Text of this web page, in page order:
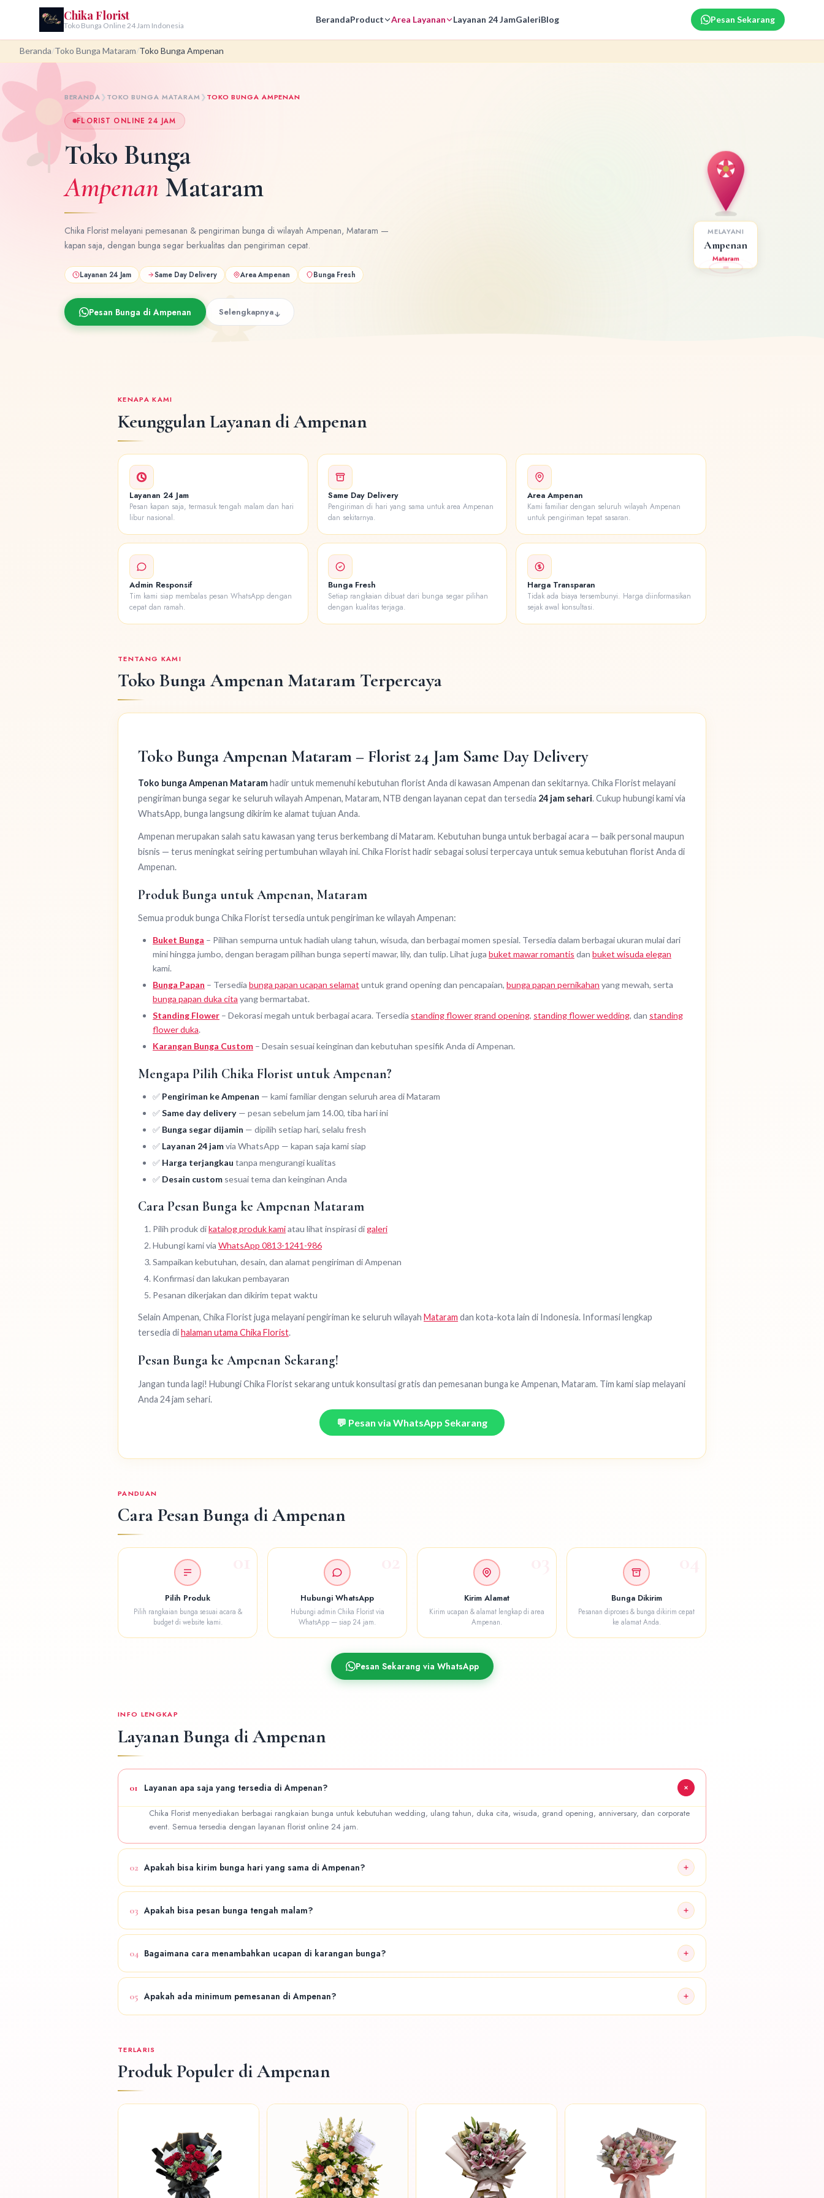
Chika Florist
Toko Bunga Online 24 Jam Indonesia
BerandaProduct Area Layanan Layanan 24 JamGaleriBlog Pesan Sekarang
Beranda/Toko Bunga Mataram/Toko Bunga Ampenan
MELAYANI
Ampenan
Mataram
BERANDA❯TOKO BUNGA MATARAM ❯TOKO BUNGA AMPENAN
FLORIST ONLINE 24 JAM
Toko Bunga
AmpenanMataram
Chika Florist melayani pemesanan & pengiriman bunga di wilayah Ampenan, Mataram —
kapan saja, dengan bunga segar berkualitas dan pengiriman cepat.
Layanan 24 Jam Same Day Delivery Area Ampenan Bunga Fresh
Pesan Bunga di Ampenan Selengkapnya
KENAPA KAMI
Keunggulan Layanan di Ampenan
Layanan 24 Jam
Pesan kapan saja, termasuk tengah malam dan hari
libur nasional.
Same Day Delivery
Pengiriman di hari yang sama untuk area Ampenan
dan sekitarnya.
Area Ampenan
Kami familiar dengan seluruh wilayah Ampenan
untuk pengiriman tepat sasaran.
Admin Responsif
Tim kami siap membalas pesan WhatsApp dengan
cepat dan ramah.
Bunga Fresh
Setiap rangkaian dibuat dari bunga segar pilihan
dengan kualitas terjaga.
Harga Transparan
Tidak ada biaya tersembunyi. Harga diinformasikan
sejak awal konsultasi.
TENTANG KAMI
Toko Bunga Ampenan Mataram Terpercaya
Toko Bunga Ampenan Mataram – Florist 24 Jam Same Day Delivery
Toko bunga Ampenan Mataramhadir untuk memenuhi kebutuhan florist Anda di kawasan Ampenan dan sekitarnya. Chika Florist melayani
pengiriman bunga segar ke seluruh wilayah Ampenan, Mataram, NTB dengan layanan cepat dan tersedia 24 jam sehari. Cukup hubungi kami via
WhatsApp, bunga langsung dikirim ke alamat tujuan Anda.
Ampenan merupakan salah satu kawasan yang terus berkembang di Mataram. Kebutuhan bunga untuk berbagai acara — baik personal maupun
bisnis — terus meningkat seiring pertumbuhan wilayah ini. Chika Florist hadir sebagai solusi terpercaya untuk semua kebutuhan florist Anda di
Ampenan.
Produk Bunga untuk Ampenan, Mataram
Semua produk bunga Chika Florist tersedia untuk pengiriman ke wilayah Ampenan:
Buket Bunga – Pilihan sempurna untuk hadiah ulang tahun, wisuda, dan berbagai momen spesial. Tersedia dalam berbagai ukuran mulai dari
mini hingga jumbo, dengan beragam pilihan bunga seperti mawar, lily, dan tulip. Lihat juga buket mawar romantis dan buket wisuda elegan
kami.
Bunga Papan – Tersedia bunga papan ucapan selamat untuk grand opening dan pencapaian, bunga papan pernikahan yang mewah, serta
bunga papan duka cita yang bermartabat.
Standing Flower – Dekorasi megah untuk berbagai acara. Tersedia standing flower grand opening, standing flower wedding, dan standing
flower duka.
Karangan Bunga Custom – Desain sesuai keinginan dan kebutuhan spesifik Anda di Ampenan.
Mengapa Pilih Chika Florist untuk Ampenan?
✅ Pengiriman ke Ampenan — kami familiar dengan seluruh area di Mataram
✅Same day delivery — pesan sebelum jam 14.00, tiba hari ini
✅ Bunga segar dijamin — dipilih setiap hari, selalu fresh
✅ Layanan 24 jamvia WhatsApp — kapan saja kami siap
✅ Harga terjangkau tanpa mengurangi kualitas
✅ Desain custom sesuai tema dan keinginan Anda
Cara Pesan Bunga ke Ampenan Mataram
Pilih produk dikatalog produk kamiatau lihat inspirasi digaleri
Hubungi kami via WhatsApp 0813-1241-986
Sampaikan kebutuhan, desain, dan alamat pengiriman di Ampenan
Konfirmasi dan lakukan pembayaran
Pesanan dikerjakan dan dikirim tepat waktu
Selain Ampenan, Chika Florist juga melayani pengiriman ke seluruh wilayah Mataram dan kota-kota lain di Indonesia. Informasi lengkap
tersedia dihalaman utama Chika Florist.
Pesan Bunga ke Ampenan Sekarang!
Jangan tunda lagi! Hubungi Chika Florist sekarang untuk konsultasi gratis dan pemesanan bunga ke Ampenan, Mataram. Tim kami siap melayani
Anda 24 jam sehari.
💬 Pesan via WhatsApp Sekarang
PANDUAN
Cara Pesan Bunga di Ampenan
Pilih Produk
Pilih rangkaian bunga sesuai acara &
budget di website kami.
Hubungi WhatsApp
Hubungi admin Chika Florist via
WhatsApp — siap 24 jam.
Kirim Alamat
Kirim ucapan & alamat lengkap di area
Ampenan.
Bunga Dikirim
Pesanan diproses & bunga dikirim cepat
ke alamat Anda.
Pesan Sekarang via WhatsApp
INFO LENGKAP
Layanan Bunga di Ampenan
01 Layanan apa saja yang tersedia di Ampenan?
Chika Florist menyediakan berbagai rangkaian bunga untuk kebutuhan wedding, ulang tahun, duka cita, wisuda, grand opening, anniversary, dan corporate
event. Semua tersedia dengan layanan florist online 24 jam.
02 Apakah bisa kirim bunga hari yang sama di Ampenan?
Ya! Tersedia layanan same day delivery untuk area Ampenan dan sekitarnya. Hubungi admin untuk konfirmasi ketersediaan jadwal pengiriman.
03 Apakah bisa pesan bunga tengah malam?
Bisa. Layanan florist online kami tersedia 24 jam penuh — termasuk malam hari, weekend, dan hari libur nasional.
04 Bagaimana cara menambahkan ucapan di karangan bunga?
Cukup informasikan teks ucapan yang diinginkan saat menghubungi admin via WhatsApp. Kami akan menyiapkan kartu ucapan sesuai permintaan.
05 Apakah ada minimum pemesanan di Ampenan?
TERLARIS
Produk Populer di Ampenan